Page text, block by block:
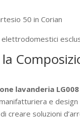
50 in Corian
lavanderia LG008
e
creare soluzioni